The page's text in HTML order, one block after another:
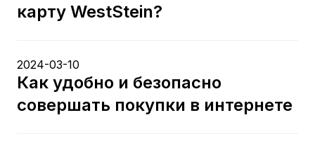
карту WestStein?
2024-03-10
Как удобно и безопасно
совершать покупки в интернете